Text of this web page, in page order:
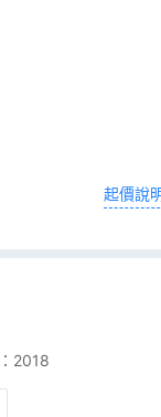
起價說
2018